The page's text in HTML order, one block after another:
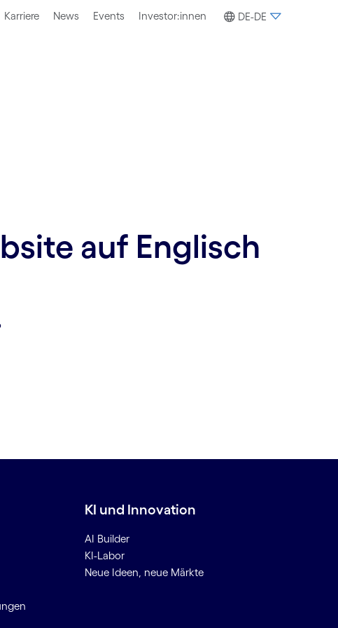
Karriere News Events Investor:innen DE-DE
auf Englisch
KI und Innovation
AI Builder
KI-Labor
Neue Ideen, neue Märkte